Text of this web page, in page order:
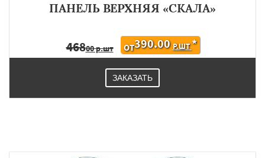
ПАНЕЛЬ ВЕРХНЯЯ «СКАЛА»
46800 р.шт ОТ390.00 Р.ШТ*
ЗАКАЗАТЬ